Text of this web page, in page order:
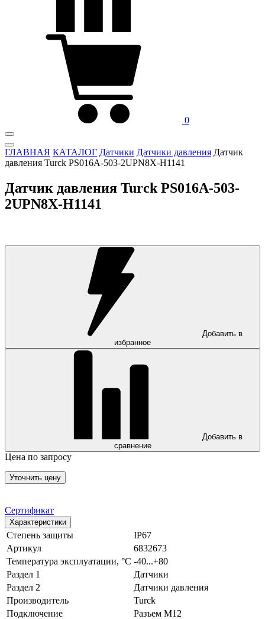
0
ГЛАВНАЯ КАТАЛОГ Датчики Датчики давления Датчик
давления Turck PS016A-503-2UPN8X-H1141
Датчик давления Turck PS016A-503-
2UPN8X-H1141
Добавить в
избранное
Добавить в
сравнение
Цена по запросу
Уточнить цену
Сертификат
Характеристики
Степень защиты
IP67
Артикул
6832673
Температура эксплуатации, °С -40...+80
Раздел 1
Датчики
Раздел 2
Датчики давления
Производитель
Turck
Подключение
Разъем M12